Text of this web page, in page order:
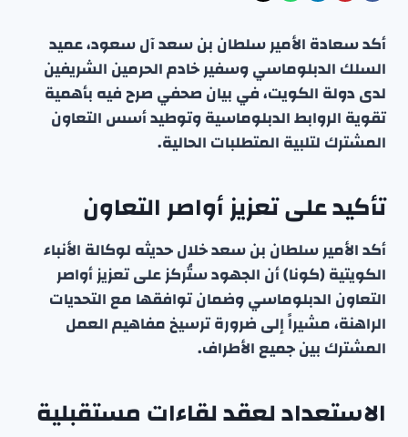
أكد سعادة الأمير سلطان بن سعد آل سعود، عميد
السلك الدبلوماسي وسفير خادم الحرمين الشريفين
لدى دولة الكويت، في بيان صحفي صرح فيه بأهمية
تقوية الروابط الدبلوماسية وتوطيد أسس التعاون
المشترك لتلبية المتطلبات الحالية.
تأكيد على تعزيز أواصر التعاون
أكد الأمير سلطان بن سعد خلال حديثه لوكالة الأنباء
الكويتية (كونا) أن الجهود ستُركز على تعزيز أواصر
التعاون الدبلوماسي وضمان توافقها مع التحديات
الراهنة، مشيراً إلى ضرورة ترسيخ مفاهيم العمل
المشترك بين جميع الأطراف.
الاستعداد لعقد لقاءات مستقبلية